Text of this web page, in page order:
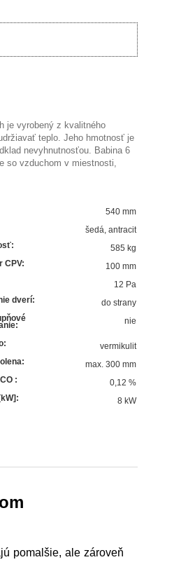
je vyrobený z kvalitného
teplo. Jeho hmotnosť je
nevyhnutnosťou. Babina 6
so vzduchom v miestnosti,
540 mm
šedá, antracit
:
585 kg
CPV:
100 mm
12 Pa
dverí:
do strany
: nie
:
vermikulit
:
max. 300 mm
:
0,12 %
: 8 kW
pomalšie, ale zároveň